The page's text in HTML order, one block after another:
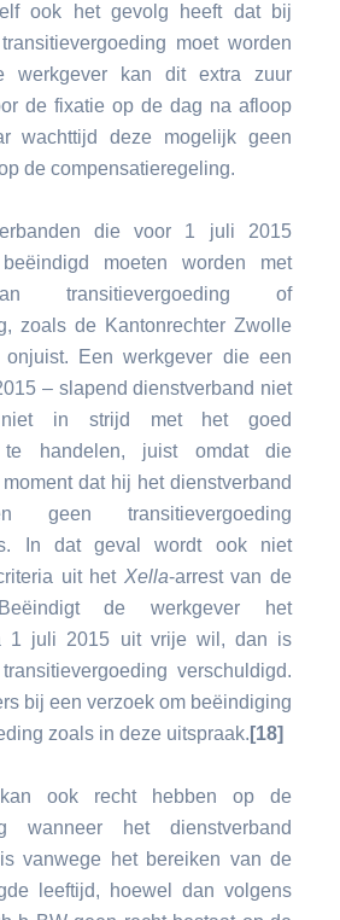
ook het gevolg heeft dat bij
moet worden
werkgever kan dit extra zuur
de fixatie op de dag na afloop
wachttijd deze mogelijk geen
de compensatieregeling.
die voor 1 juli 2015
moeten worden met
transitievergoeding of
zoals de Kantonrechter Zwolle
Een werkgever die een
– slapend dienstverband niet
niet in strijd met het goed
te handelen, juist omdat die
dat hij het dienstverband
geen transitievergoeding
In dat geval wordt ook niet
uit het Xella-arrest van de
de werkgever het
1 juli 2015 uit vrije wil, dan is
verschuldigd.
bij een verzoek om beëindiging
zoals in deze uitspraak. [18]
ook recht hebben op de
wanneer het dienstverband
vanwege het bereiken van de
leeftijd, hoewel dan volgens